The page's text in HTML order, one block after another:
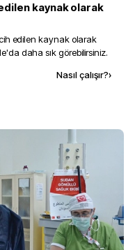
kaynak olarak
edilen kaynak olarak
daha sık görebilirsiniz.
Nasıl çalışır?›